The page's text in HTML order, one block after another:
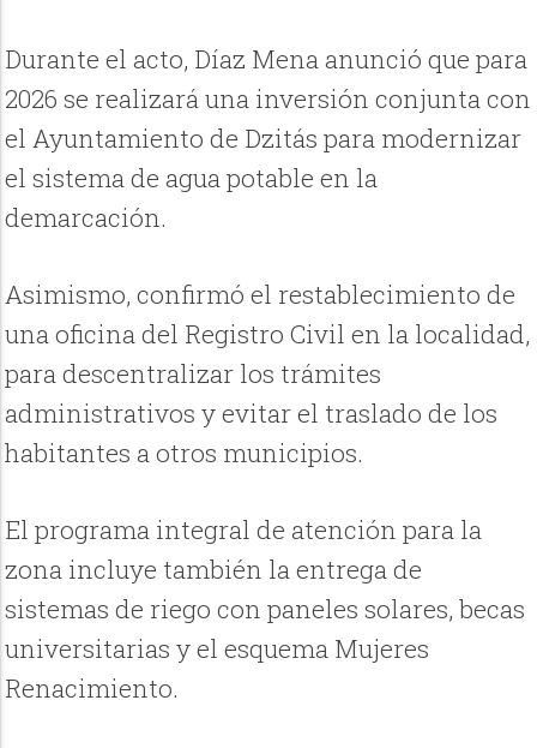
Durante el acto, Díaz Mena anunció que para
2026 se realizará una inversión conjunta con
el Ayuntamiento de Dzitás para modernizar
el sistema de agua potable en la
demarcación.
Asimismo, confirmó el restablecimiento de
una oficina del Registro Civil en la localidad,
para descentralizar los trámites
administrativos y evitar el traslado de los
habitantes a otros municipios.
El programa integral de atención para la
zona incluye también la entrega de
sistemas de riego con paneles solares, becas
universitarias y el esquema Mujeres
Renacimiento.